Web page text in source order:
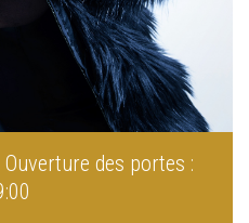
Ouverture des portes :